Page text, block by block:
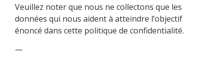
Veuillez noter que nous ne collectons que les
données qui nous aident à atteindre l’objectif
énoncé dans cette politique de confidentialité.
—